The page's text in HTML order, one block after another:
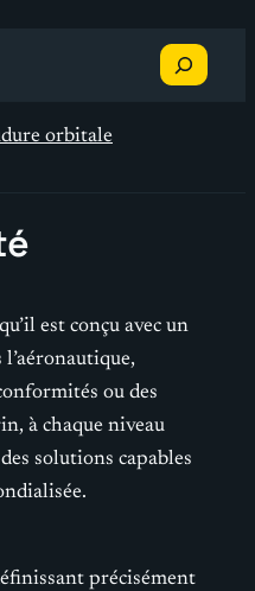
Recherche
orbitale
est conçu avec un
ou des
à chaque niveau
solutions capables
précisément